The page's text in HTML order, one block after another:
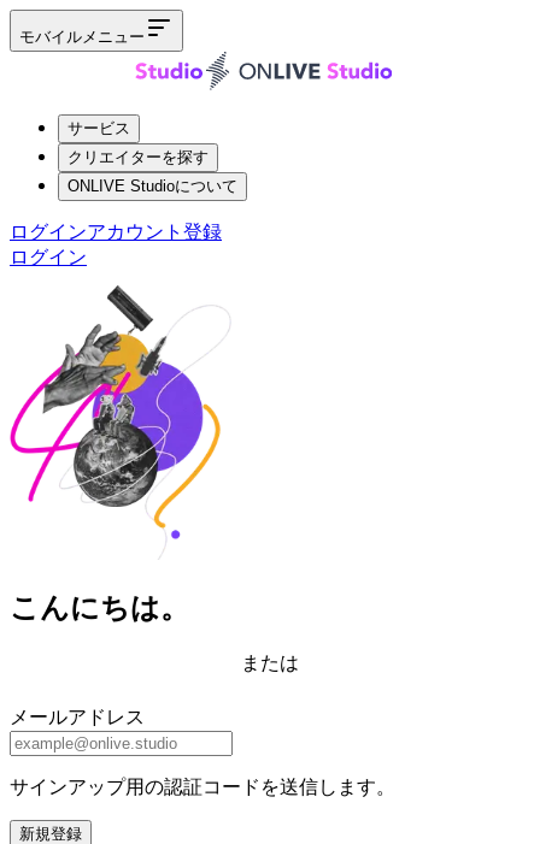
モバイルメニュー
サービス
クリエイターを探す
ONLIVE Studioについて
ログインアカウント登録
ログイン
こんにちは。
または
メールアドレス
サインアップ用の認証コードを送信します。
新規登録